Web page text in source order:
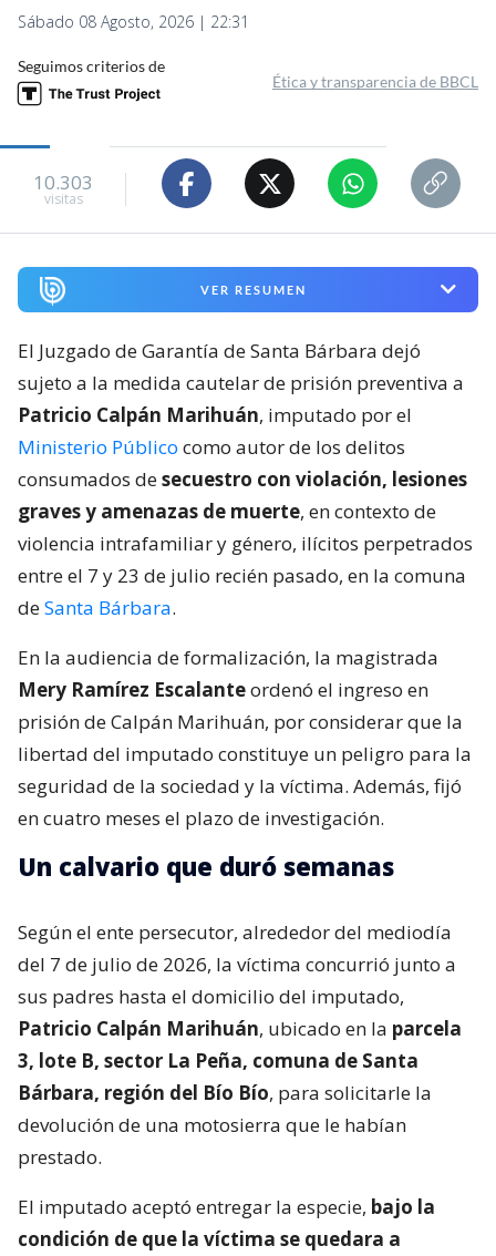
Sábado 08 Agosto, 2026 | 22:31
Seguimos criterios de
Ética y transparencia de BBCL
10.303
visitas
VER RESUMEN
El Juzgado de Garantía de Santa Bárbara dejó
sujeto a la medida cautelar de prisión preventiva a
Patricio Calpán Marihuán, imputado por el
Ministerio Público como autor de los delitos
consumados desecuestro con violación, lesiones
graves y amenazas de muerte, en contexto de
violencia intrafamiliar y género, ilícitos perpetrados
entre el 7 y 23 de julio recién pasado, en la comuna
deSanta Bárbara.
En la audiencia de formalización, la magistrada
Mery Ramírez Escalanteordenó el ingreso en
prisión de Calpán Marihuán, por considerar que la
libertad del imputado constituye un peligro para la
seguridad de la sociedad y la víctima. Además, fijó
en cuatro meses el plazo de investigación.
Un calvario que duró semanas
Según el ente persecutor, alrededor del mediodía
del 7 de julio de 2026, la víctima concurrió junto a
sus padres hasta el domicilio del imputado,
Patricio Calpán Marihuán, ubicado en la parcela
3, lote B, sector La Peña, comuna de Santa
Bárbara, región del Bío Bío, para solicitarle la
devolución de una motosierra que le habían
prestado.
El imputado aceptó entregar la especie, bajo la
condición de que la víctima se quedara a